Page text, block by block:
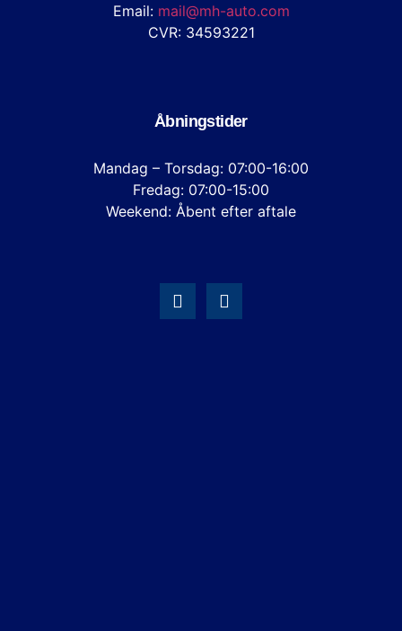
Email: mail@mh-auto.com
CVR: 34593221
Åbningstider
Mandag – Torsdag: 07:00-16:00
Fredag: 07:00-15:00
Weekend: Åbent efter aftale